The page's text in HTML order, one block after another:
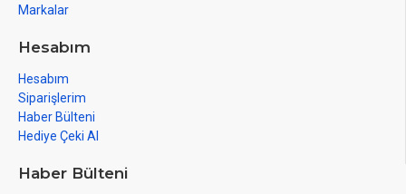
Markalar
Hesabım
Hesabım
Siparişlerim
Haber Bülteni
Hediye Çeki Al
Haber Bülteni